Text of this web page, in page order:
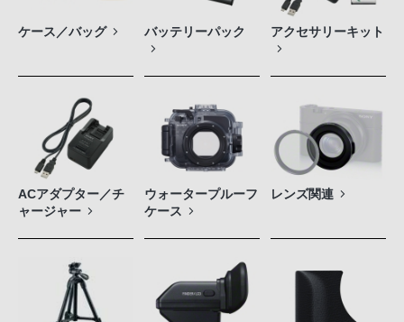
ケース／バッグ バッテリーパック アクセサリーキット
ACアダプター／チ
ャージャー
ウォータープルーフ
ケース
レンズ関連